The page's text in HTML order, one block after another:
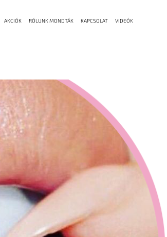
AKCIÓK RÓLUNK MONDTÁK KAPCSOLAT VIDEÓK